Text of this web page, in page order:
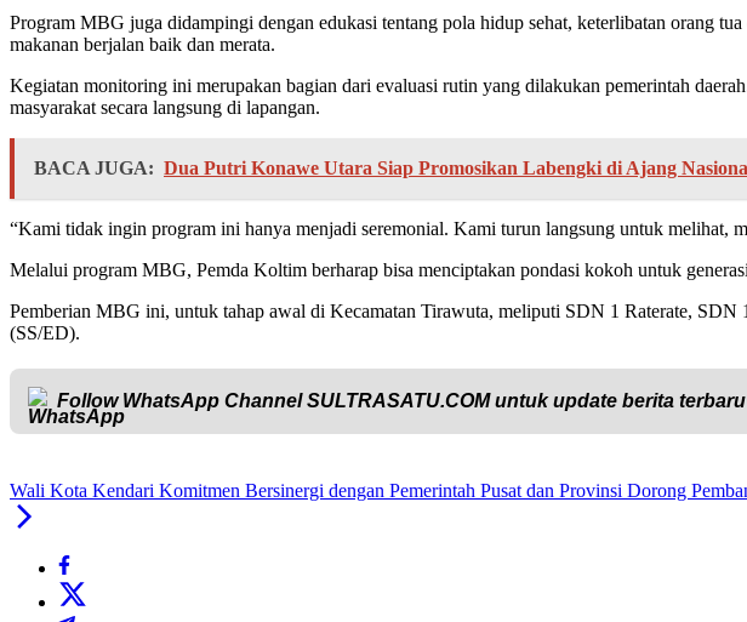
Program MBG juga didampingi dengan edukasi tentang pola hidup sehat, keterlibatan orang
makanan berjalan baik dan merata.
Kegiatan monitoring ini merupakan bagian dari evaluasi rutin yang dilakukan pemerintah
masyarakat secara langsung di lapangan.
BACA JUGA: Dua Putri Konawe Utara Siap Promosikan Labengki di Ajang
“Kami tidak ingin program ini hanya menjadi seremonial. Kami turun langsung untuk melihat,
Melalui program MBG, Pemda Koltim berharap bisa menciptakan pondasi kokoh untuk
Pemberian MBG ini, untuk tahap awal di Kecamatan Tirawuta, meliputi SDN 1 Raterate,
(SS/ED).
Follow WhatsApp ChannelSULTRASATU.COMuntuk update berita
Wali Kota Kendari Komitmen Bersinergi dengan Pemerintah Pusat dan Provinsi Dorong